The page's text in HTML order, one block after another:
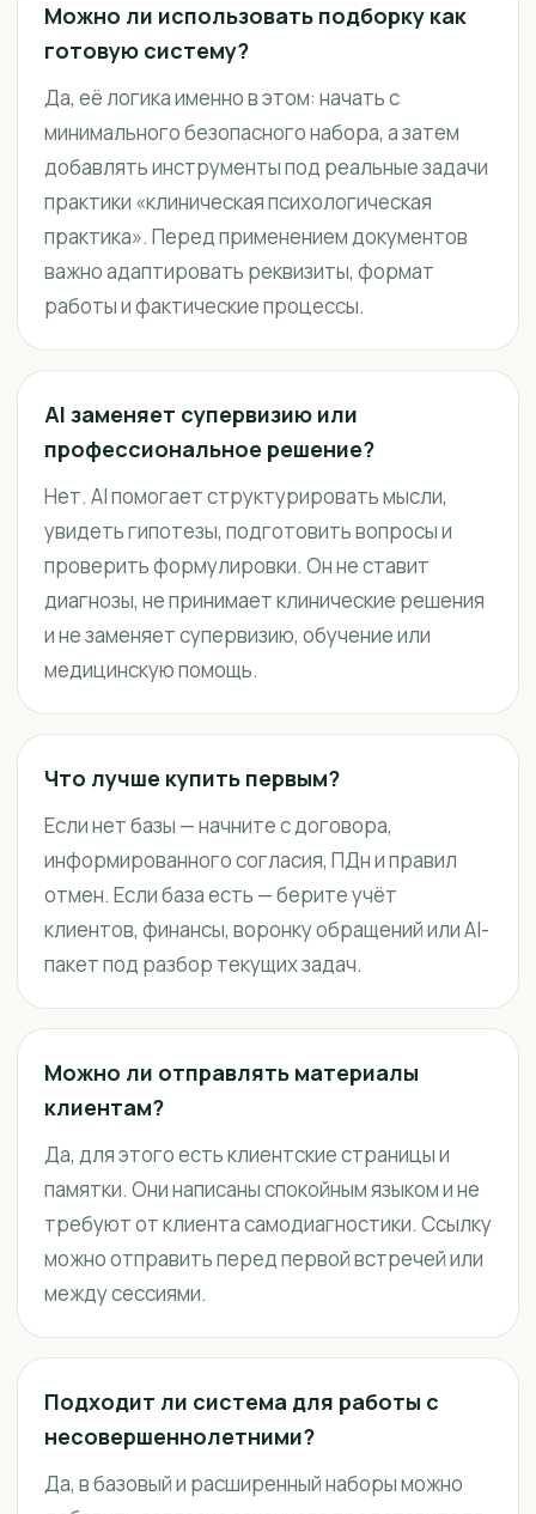
Можно ли использовать подборку как
готовую систему?
Да, её логика именно в этом: начать с
минимального безопасного набора, а затем
добавлять инструменты под реальные задачи
практики «клиническая психологическая
практика». Перед применением документов
важно адаптировать реквизиты, формат
работы и фактические процессы.
AI заменяет супервизию или
профессиональное решение?
Нет. AI помогает структурировать мысли,
увидеть гипотезы, подготовить вопросы и
проверить формулировки. Он не ставит
диагнозы, не принимает клинические решения
и не заменяет супервизию, обучение или
медицинскую помощь.
Что лучше купить первым?
Если нет базы — начните с договора,
информированного согласия, ПДн и правил
отмен. Если база есть — берите учёт
клиентов, финансы, воронку обращений или AI-
пакет под разбор текущих задач.
Можно ли отправлять материалы
клиентам?
Да, для этого есть клиентские страницы и
памятки. Они написаны спокойным языком и не
требуют от клиента самодиагностики. Ссылку
можно отправить перед первой встречей или
между сессиями.
Подходит ли система для работы с
несовершеннолетними?
Да, в базовый и расширенный наборы можно